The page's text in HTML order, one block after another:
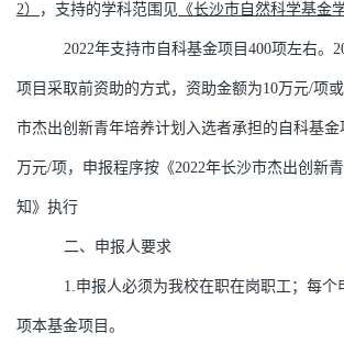
2） ，支持的学科范围见 《长沙市自然科学基金
2022年支持市自科基金项目 400项左右。
项目采取前资助的方式，资助金额为10万元/项
市杰出创新青年培养计划入选者承担的自科基金
万元/项，申报程序按《2022年长沙市杰出创新
知》执行
二、申报人要求
1.申报人必须为我校在职在岗职工； 每个
项本基金项目。